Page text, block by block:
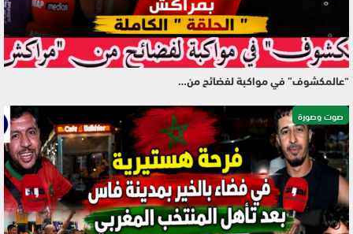
“عالمكشوف” في مواكبة لفضائح من…
صوت وصورة